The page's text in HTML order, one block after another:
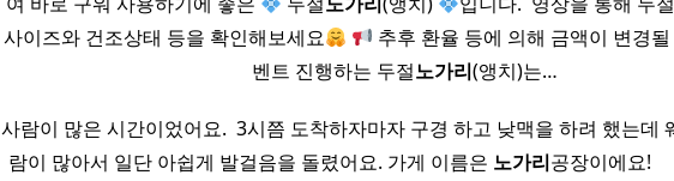
사이즈와 건조상태 등을 확인해보세요
추후 환율 등에 의해 금액이 변경
벤트 진행하는 두절노가리(앵치)는…
사람이 많은 시간이었어요. ​ 3시쯤 도착하자마자 구경 하고 낮맥을 하려 했는데
람이 많아서 일단 아쉽게 발걸음을 돌렸어요. 가게 이름은 노가리공장이에요!